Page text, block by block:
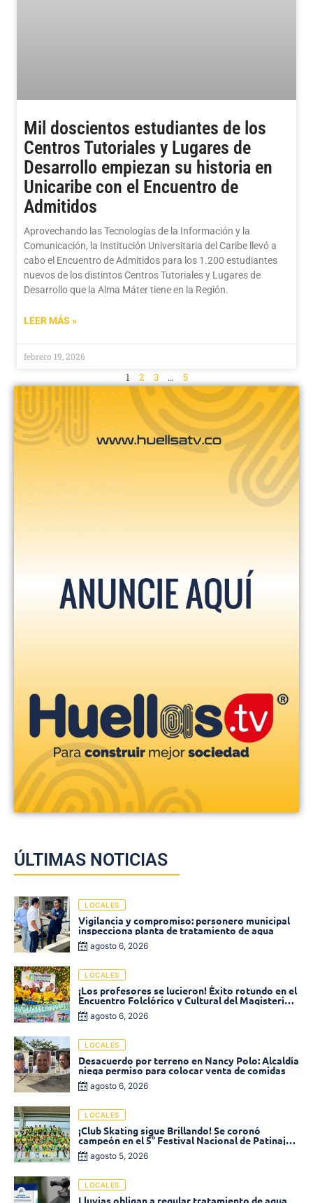
Mil doscientos estudiantes de los
Centros Tutoriales y Lugares de
Desarrollo empiezan su historia en
Unicaribe con el Encuentro de
Admitidos
Aprovechando las Tecnologías de la Información y la
Comunicación, la Institución Universitaria del Caribe llevó a
cabo el Encuentro de Admitidos para los 1.200 estudiantes
nuevos de los distintos Centros Tutoriales y Lugares de
Desarrollo que la Alma Máter tiene en la Región.
LEER MÁS »
febrero 19, 2026
1 2 3 … 5
ÚLTIMAS NOTICIAS
LOCALES
Vigilancia y compromiso: personero municipal
inspecciona planta de tratamiento de agua
agosto 6, 2026
LOCALES
¡Los profesores se lucieron! Éxito rotundo en el
Encuentro Folclórico y Cultural del Magisterio
2026 en Ciénaga
agosto 6, 2026
LOCALES
Desacuerdo por terreno en Nancy Polo: Alcaldía
niega permiso para colocar venta de comidas
agosto 6, 2026
LOCALES
¡Club Skating sigue Brillando! Se coronó
campeón en el 5° Festival Nacional de Patinaje
«Soledad sobre Ruedas»
agosto 5, 2026
LOCALES
Lluvias obligan a regular tratamiento de agua